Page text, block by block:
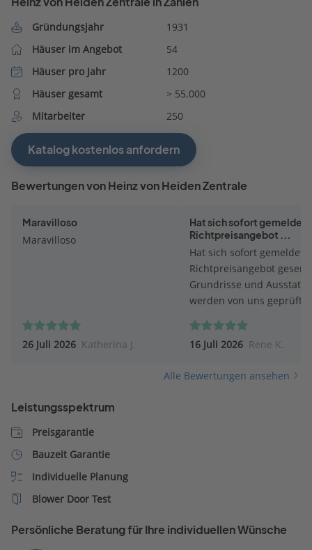
Gründungsjahr
1931
Häuser im Angebot
54
Häuser pro Jahr
1200
Häuser gesamt
> 55.000
Mitarbeiter
250
Katalog kostenlos anfordern
Bewertungen von Heinz von Heiden Zentrale
Maravilloso
Maravilloso
26 Juli 2026 Katherina J.
Hat sich sofort gemeldet.
Richtpreisangebot ...
Hat sich sofort gemeldet.
Richtpreisangebot
Grundrisse und
werden von uns geprüft.
16 Juli 2026 Rene K.
Alle Bewertungen ansehen
Leistungsspektrum
Preisgarantie
Bauzeit Garantie
Individuelle Planung
Blower Door Test
Persönliche Beratung für Ihre individuellen Wünsche